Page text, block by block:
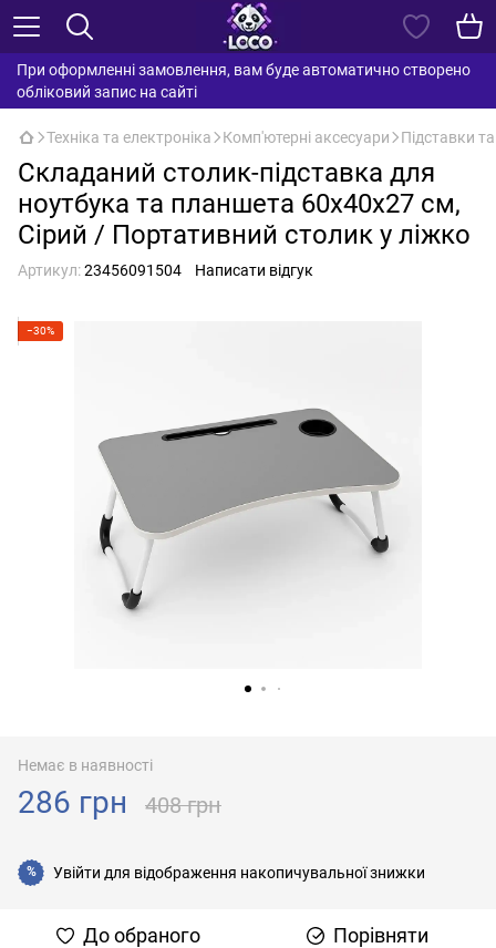
При оформленні замовлення, вам буде автоматично створено
обліковий запис на сайті
Техніка та електроніка Комп'ютерні аксесуари Підставки
Складаний столик-підставка для
ноутбука та планшета 60х40х27 см,
Сірий / Портативний столик у ліжко
Артикул:23456091504 Написати відгук
−30%
Немає в наявності
286 грн 408 грн
% Увійти для відображення накопичувальної знижки
До обраного Порівняти